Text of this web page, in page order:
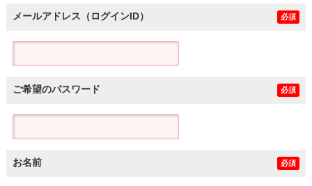
メールアドレス（ログインID） 必須
ご希望のパスワード 必須
お名前 必須